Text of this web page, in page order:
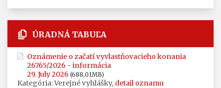
ÚRADNÁ TABUĽA
Oznámenie o začatí vyvlastňovacieho konania
26765/2026 - informácia
29. July 2026 (688,01MB)
Kategória: Verejné vyhlášky, detail oznamu